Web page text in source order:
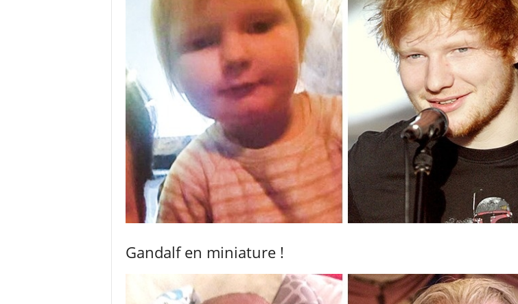
Gandalf en miniature !